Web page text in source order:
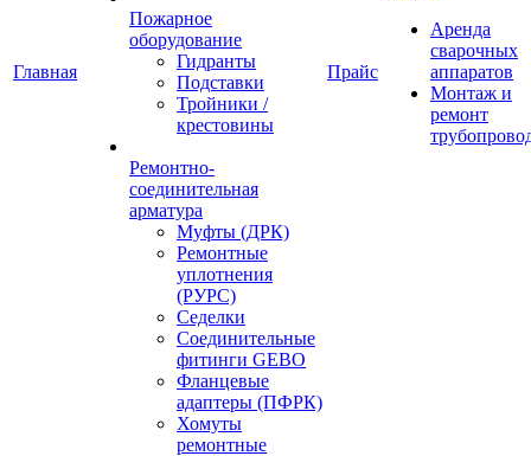
Главная
Пожарное
оборудование
Гидранты
Подставки
Тройники /
крестовины
Ремонтно-
соединительная
арматура
Муфты (ДРК)
Ремонтные
уплотнения
(РУРС)
Седелки
Соединительные
фитинги GEBO
Фланцевые
адаптеры (ПФРК)
Хомуты
ремонтные
Прайс
Аренда
сварочных
аппаратов
Монтаж и
ремонт